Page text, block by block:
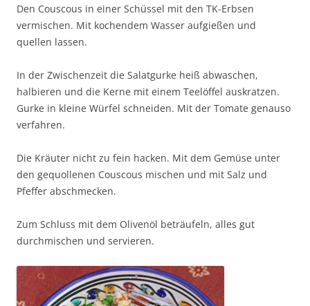
Den Couscous in einer Schüssel mit den TK-Erbsen
vermischen. Mit kochendem Wasser aufgießen und
quellen lassen.
In der Zwischenzeit die Salatgurke heiß abwaschen,
halbieren und die Kerne mit einem Teelöffel auskratzen.
Gurke in kleine Würfel schneiden. Mit der Tomate genauso
verfahren.
Die Kräuter nicht zu fein hacken. Mit dem Gemüse unter
den gequollenen Couscous mischen und mit Salz und
Pfeffer abschmecken.
Zum Schluss mit dem Olivenöl beträufeln, alles gut
durchmischen und servieren.